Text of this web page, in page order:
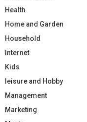
Health
Home and Garden
Household
Internet
Kids
leisure and Hobby
Management
Marketing